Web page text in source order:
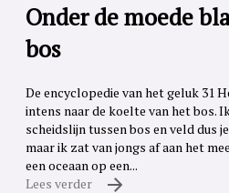
Onder de moede
bos
De encyclopedie van het geluk 31
intens naar de koelte van het bos.
scheidslijn tussen bos en veld dus
maar ik zat van jongs af aan het
een oceaan op een...
Lees verder